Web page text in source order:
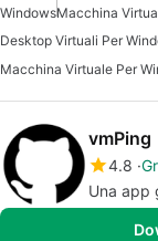
WindowsMacchina
Desktop Virtuali Per
Macchina Virtuale Per
vmPing
4.8
Una app